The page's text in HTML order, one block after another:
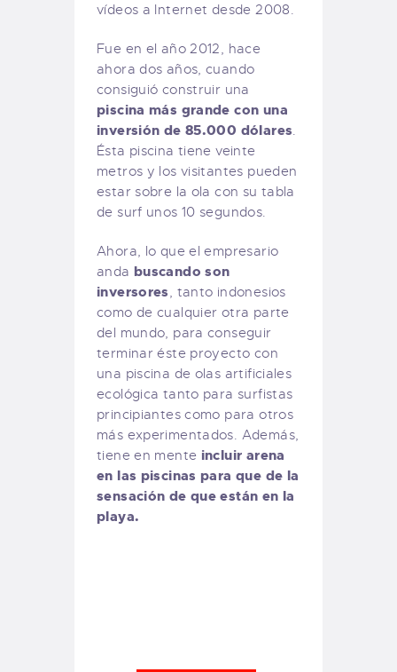
vídeos a Internet desde 2008.
Fue en el año 2012, hace
ahora dos años, cuando
consiguió construir una
piscina más grande con una
inversión de 85.000 dólares
Ésta piscina tiene veinte
metros y los visitantes pueden
estar sobre la ola con su tabla
de surf unos 10 segundos.
Ahora, lo que el empresario
anda buscando son
inversores
, tanto indonesios
como de cualquier otra parte
del mundo, para conseguir
terminar éste proyecto con
una piscina de olas artificiales
ecológica tanto para surfistas
principiantes como para otros
más experimentados. Además,
tiene en mente incluir arena
en las piscinas para que de la
sensación de que están en la
playa.